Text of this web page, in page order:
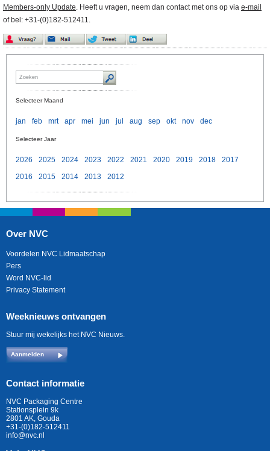
Members-only Update. Heeft u vragen, neem dan contact met ons op via e-mail
of bel: +31-(0)182-512411.
Selecteer Maand
jan feb mrt apr mei jun jul aug sep okt nov dec
Selecteer Jaar
2026 2025 2024 2023 2022 2021 2020 2019 2018
2017
2016
2015 2014 2013 2012
Over NVC
Voordelen NVC Lidmaatschap
Pers
Word NVC-lid
Privacy Statement
Weeknieuws ontvangen
Stuur mij wekelijks het NVC Nieuws.
Aanmelden
Contact informatie
NVC Packaging Centre
Stationsplein 9k
2801 AK, Gouda
+31-(0)182-512411
info@nvc.nl